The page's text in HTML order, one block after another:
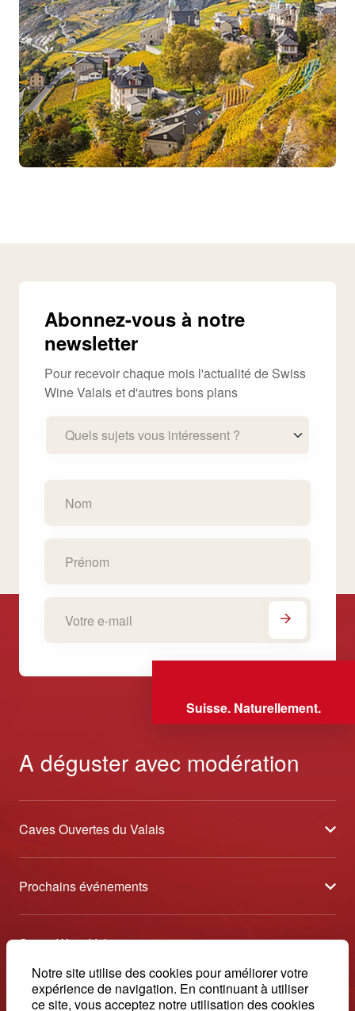
Notre site utilise des cookies pour améliorer votre
expérience de navigation. En continuant à utiliser
ce site, vous acceptez notre utilisation des cookies
Abonnez-vous à notre
newsletter
Pour recevoir chaque mois l'actualité de Swiss
Wine Valais et d'autres bons plans
Quels sujets vous intéressent ?
Suisse. Naturellement.
A déguster avec modération
Caves Ouvertes du Valais
À propos
Partenaires
Prochains événements
Tavolata des Vins du Valais
Etoiles des Vins du Valais
Swiss Wine Valais
Avenue de la Gare 2 - CP 144 - 1964 Conthey
© 2026, Swiss Wine Valais
français